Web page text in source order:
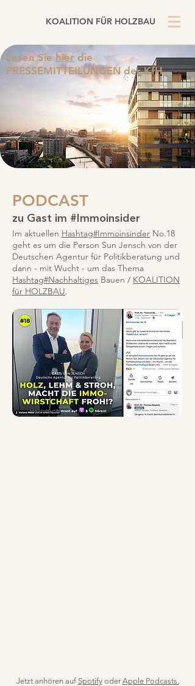
KOALITION FÜR HOLZBAU
Lesen Sie hier die
PRESSEMITTEILUNGEN der KfH
PODCAST
zu Gast im #Immoinsider
Im aktuellen Hashtag#Immoinsinder No.18
geht es um die Person Sun Jensch von der
Deutschen Agentur für Politikberatung und
dann - mit Wucht - um das Thema
Hashtag#Nachhaltiges Bauen / KOALITION
für HOLZBAU.
Jetzt anhören auf Spotifyoder Apple Podcasts.